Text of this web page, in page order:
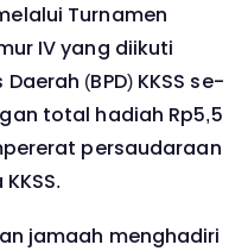
Turnamen
IV yang diikuti
(BPD) KKSS se-
total hadiah Rp5,5
persaudaraan
jamaah menghadiri